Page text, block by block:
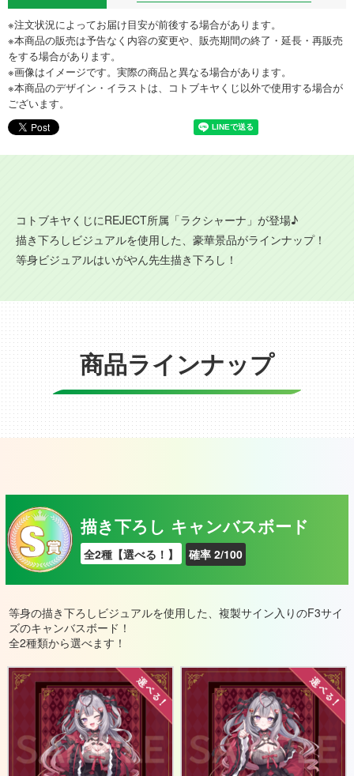
※注文状況によってお届け目安が前後する場合があります。
※本商品の販売は予告なく内容の変更や、販売期間の終了・延長・再販売
をする場合があります。
※画像はイメージです。実際の商品と異なる場合があります。
※本商品のデザイン・イラストは、コトブキヤくじ以外で使用する場合が
ございます。
コトブキヤくじにREJECT所属「ラクシャーナ」が登場♪
描き下ろしビジュアルを使用した、豪華景品がラインナップ！
等身ビジュアルはいがやん先生描き下ろし！
商品ラインナップ
描き下ろし キャンバスボード
全2種【選べる！】 確率 2/100
等身の描き下ろしビジュアルを使用した、複製サイン入りのF3サイ
ズのキャンバスボード！
全2種類から選べます！